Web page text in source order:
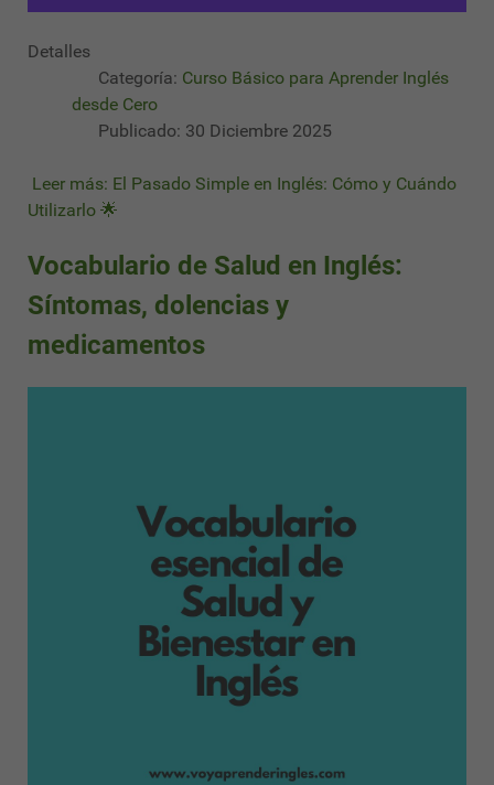
Detalles
Categoría: Curso Básico para Aprender Inglés
desde Cero
Publicado: 30 Diciembre 2025
Leer más: El Pasado Simple en Inglés: Cómo y Cuándo
Utilizarlo 🌟
Vocabulario de Salud en Inglés:
Síntomas, dolencias y
medicamentos